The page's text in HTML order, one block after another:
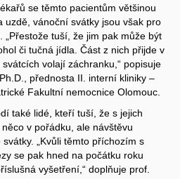
se těmto pacientům většinou
uzdě, vánoční svátky jsou však pro
tuší, že jim pak může být
či tučná jídla. Část z nich přijde v
volají záchranku,“ popisuje
přednosta II. interní kliniky –
Fakultní nemocnice Olomouc.
také lidé, kteří tuší, že s jejich
v pořádku, ale návštěvu
„Kvůli těmto příchozím s
se pak hned na počátku roku
vyšetření,“ doplňuje prof.